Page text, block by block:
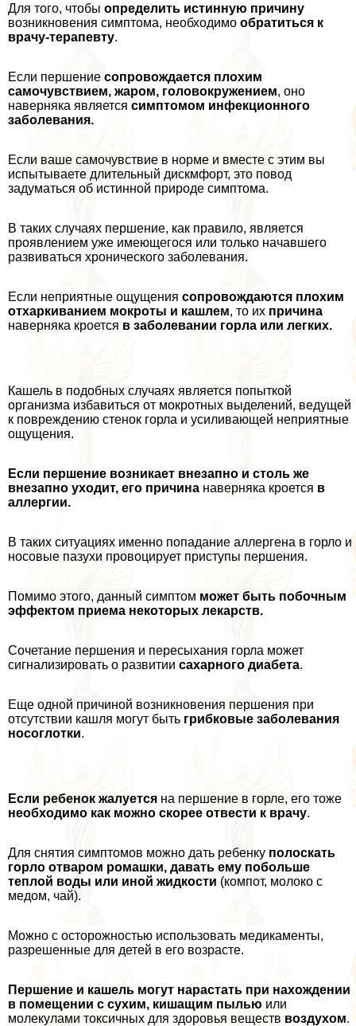
Для того, чтобы определить истинную причину
возникновения симптома, необходимо обратиться к
врачу-терапевту.
Если першение сопровождается плохим
самочувствием, жаром, головокружением, оно
наверняка является симптомом инфекционного
заболевания.
Если ваше самочувствие в норме и вместе с этим вы
испытываете длительный дискмфорт, это повод
задуматься об истинной природе симптома.
В таких случаях першение, как правило, является
проявлением уже имеющегося или только начавшего
развиваться хронического заболевания.
Если неприятные ощущения сопровождаются плохим
отхаркиванием мокроты и кашлем, то их причина
наверняка кроется в заболевании горла или легких.
Кашель в подобных случаях является попыткой
организма избавиться от мокротных выделений, ведущей
к повреждению стенок горла и усиливающей неприятные
ощущения.
Если першение возникает внезапно и столь же
внезапно уходит, его причина наверняка кроется в
аллергии.
В таких ситуациях именно попадание аллергена в горло и
носовые пазухи провоцирует приступы першения.
Помимо этого, данный симптом может быть побочным
эффектом приема некоторых лекарств.
Сочетание першения и пересыхания горла может
сигнализировать о развитии сахарного диабета.
Еще одной причиной возникновения першения при
отсутствии кашля могут быть грибковые заболевания
носоглотки.
Если ребенок жалуется на першение в горле, его тоже
необходимо как можно скорее отвести к врачу.
Для снятия симптомов можно дать ребенку полоскать
горло отваром ромашки, давать ему побольше
теплой воды или иной жидкости (компот, молоко с
медом, чай).
Можно с осторожностью использовать медикаменты,
разрешенные для детей в его возрасте.
Першение и кашель могут нарастать при нахождении
в помещении с сухим, кишащим пылью или
молекулами токсичных для здоровья веществ воздухом.